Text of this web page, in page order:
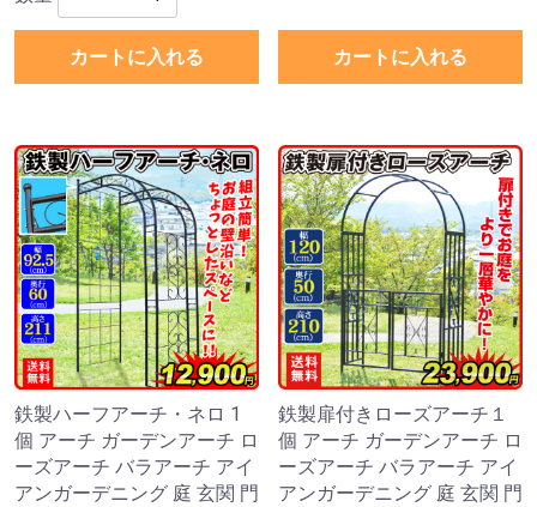
カートに入れる カートに入れる
鉄製ハーフアーチ・ネロ 1
個 アーチ ガーデンアーチ ロ
ーズアーチ バラアーチ アイ
アンガーデニング 庭 玄関 門
鉄製扉付きローズアーチ１
個 アーチ ガーデンアーチ ロ
ーズアーチ バラアーチ アイ
アンガーデニング 庭 玄関 門